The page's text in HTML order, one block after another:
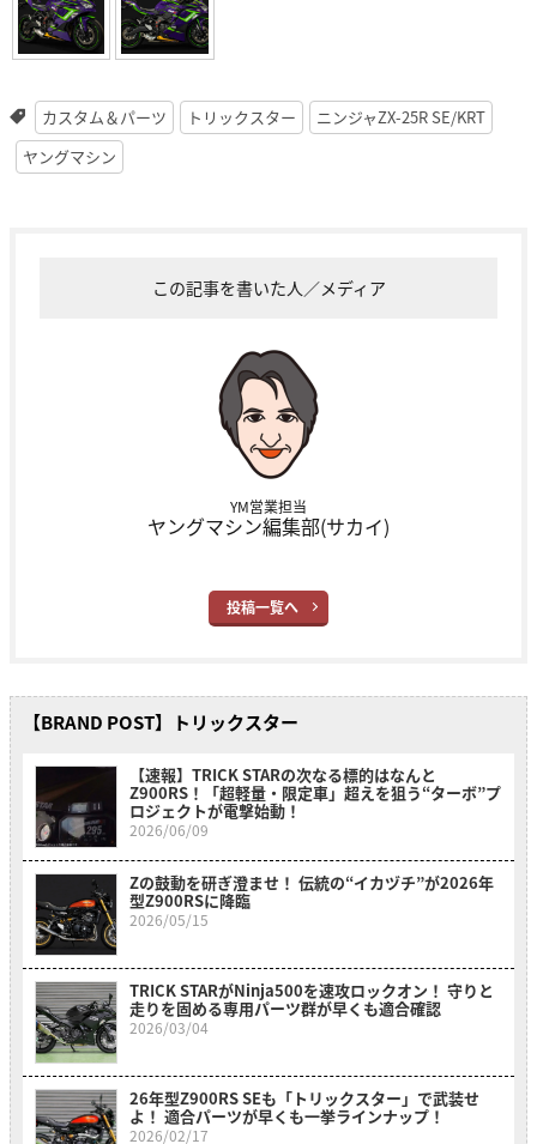
カスタム＆パーツ トリックスター
ニンジャZX-25R SE/KRT
ヤングマシン
この記事を書いた人／メディア
YM営業担当
ヤングマシン編集部(サカイ)
投稿一覧へ
【BRAND POST】トリックスター
【速報】TRICK STARの次なる標的はなんと
Z900RS！「超軽量・限定車」超えを狙う“ターボ”プ
ロジェクトが電撃始動！
2026/06/09
Zの鼓動を研ぎ澄ませ！ 伝統の“イカヅチ”が2026年
型Z900RSに降臨
2026/05/15
TRICK STARがNinja500を速攻ロックオン！ 守りと
走りを固める専用パーツ群が早くも適合確認
2026/03/04
26年型Z900RS SEも「トリックスター」で武装せ
よ！ 適合パーツが早くも一挙ラインナップ！
2026/02/17